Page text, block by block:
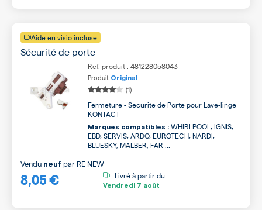
Aide en visio incluse
Sécurité de porte
Ref. produit : 481228058043
Produit Original
(1)
Fermeture - Securite de Porte pour Lave-linge
KONTACT
Marques compatibles : WHIRLPOOL, IGNIS,
EBD, SERVIS, ARDO, EUROTECH, NARDI,
BLUESKY, MALBER, FAR ...
8,05 €
Vendu neuf par RE NEW
Livré à partir du
Vendredi 7 août